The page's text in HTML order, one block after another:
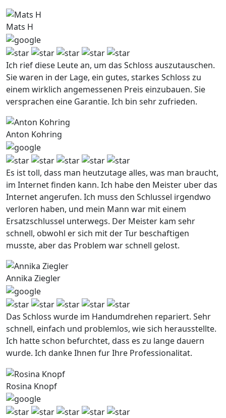
Mats H
Ich rief diese Leute an, um das Schloss auszutauschen.
Sie waren in der Lage, ein gutes, starkes Schloss zu
einem wirklich angemessenen Preis einzubauen. Sie
versprachen eine Garantie. Ich bin sehr zufrieden.
Anton Kohring
Es ist toll, dass man heutzutage alles, was man braucht,
im Internet finden kann. Ich habe den Meister uber das
Internet angerufen. Ich muss den Schlussel irgendwo
verloren haben, und mein Mann war mit einem
Ersatzschlussel unterwegs. Der Meister kam sehr
schnell, obwohl er sich mit der Tur beschaftigen
musste, aber das Problem war schnell gelost.
Annika Ziegler
Das Schloss wurde im Handumdrehen repariert. Sehr
schnell, einfach und problemlos, wie sich herausstellte.
Ich hatte schon befurchtet, dass es zu lange dauern
wurde. Ich danke Ihnen fur Ihre Professionalitat.
Rosina Knopf